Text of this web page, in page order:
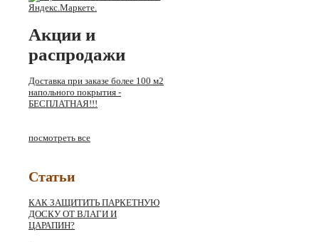
Акции и
распродажи
Доставка при заказе более 100 м2
напольного покрытия -
БЕСПЛАТНАЯ!!!
посмотреть все
Статьи
КАК ЗАЩИТИТЬ ПАРКЕТНУЮ
ДОСКУ ОТ ВЛАГИ И
ЦАРАПИН?